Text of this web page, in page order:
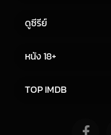
ดูซีรีย์
หนัง 18+
TOP IMDB